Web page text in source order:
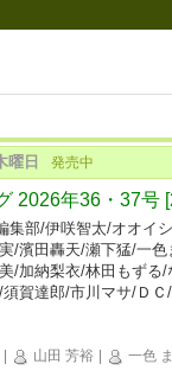
曜日 発売中
2026年36・37号
集部/伊咲智太/オオイ
/濱田轟天/瀬下猛/一
/加納梨衣/林田もずる
賀達郎/市川マサ/Ｄ
山田 芳裕
一色